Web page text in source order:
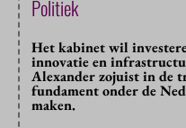
Politiek
Het kabinet wil
innovatie en
Alexander zojuist in de
fundament onder de
maken.